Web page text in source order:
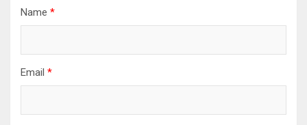
Name *
Email *